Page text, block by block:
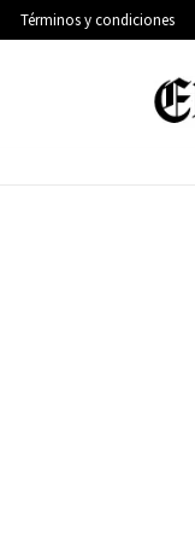
Términos y condiciones